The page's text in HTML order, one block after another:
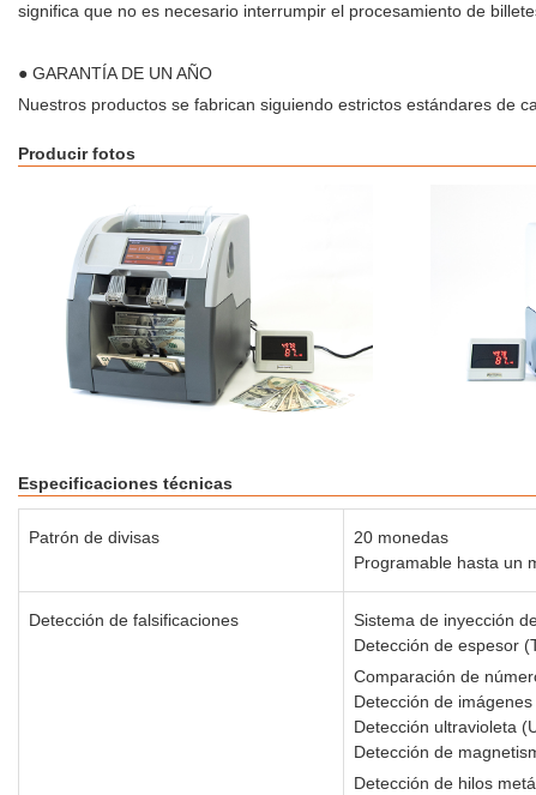
significa que no es necesario interrumpir el procesamiento de
● GARANTÍA DE UN AÑO
Nuestros productos se fabrican siguiendo estrictos estándares de
Producir fotos
Especificaciones técnicas
Patrón de divisas
20 monedas
Programable hasta un
Detección de falsificaciones
Sistema de inyección
Detección de espesor
Comparación de
Detección de
Detección ultravioleta
Detección de
Detección de hilos